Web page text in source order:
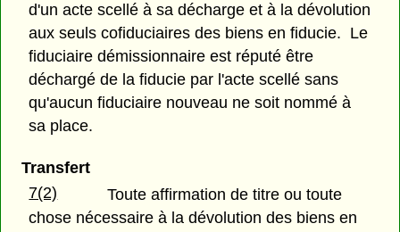
d'un acte scellé à sa décharge et à la dévolution
aux seuls cofiduciaires des biens en fiducie. Le
fiduciaire démissionnaire est réputé être
déchargé de la fiducie par l'acte scellé sans
qu'aucun fiduciaire nouveau ne soit nommé à
sa place.
Transfert
7(2)
Toute affirmation de titre ou toute
chose nécessaire à la dévolution des biens en